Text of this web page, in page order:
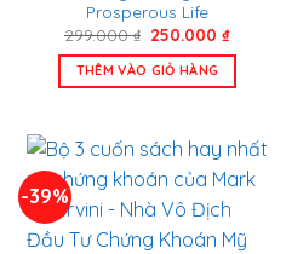
Prosperous Life
299.000₫ Giá
là:
299.000 ₫.
250.000₫Giá
THÊM VÀO GIỎ HÀNG
-39%